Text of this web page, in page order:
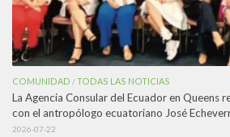
COMUNIDAD /TODAS LAS NOTICIAS
La Agencia Consular del Ecuador en Queens
con el antropólogo ecuatoriano José
2026-07-22